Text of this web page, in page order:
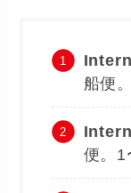
船便
便。1